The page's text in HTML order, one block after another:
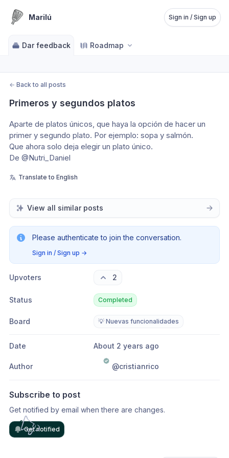
Marilú Sign in / Sign up
Dar feedback Roadmap
← Back to all posts
Primeros y segundos platos
Aparte de platos únicos, que haya la opción de hacer un
primer y segundo plato. Por ejemplo: sopa y salmón.
Que ahora solo deja elegir un plato único.
De @Nutri_Daniel
Translate to English
View all similar posts
Please authenticate to join the conversation.
Sign in / Sign up →
Upvoters 2
Status Completed
Board 💡 Nuevas funcionalidades
Date About 2 years ago
Author @cristianrico
Subscribe to post
Get notified by email when there are changes.
Get notified